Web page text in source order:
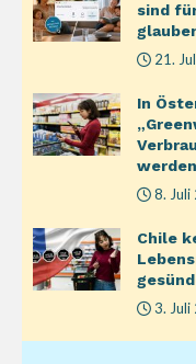
sind
21.
In
8. Juli
Chile
3. Juli